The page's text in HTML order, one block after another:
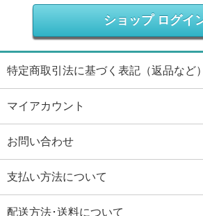
ショップ ログイ
特定商取引法に基づく表記（返品など）
マイアカウント
お問い合わせ
支払い方法について
配送方法･送料について